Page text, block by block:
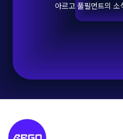
아르고 풀필먼트의 소